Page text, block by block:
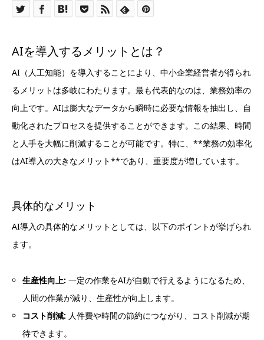
AIを導入するメリットとは？
AI（人工知能）を導入することにより、中小企業経営者が得られ
るメリットは多岐にわたります。最も代表的なのは、業務効率の
向上です。AIは膨大なデータから瞬時に必要な情報を抽出し、自
動化されたプロセスを提供することができます。この結果、時間
と人手を大幅に削減することが可能です。特に、**業務の効率化
はAI導入の大きなメリット**であり、重要度が増しています。
具体的なメリット
AI導入の具体的なメリットとしては、以下のポイントが挙げられ
ます。
生産性向上: 一定の作業をAIが自動で行えるようになるため、
人間の作業が減り、生産性が向上します。
コスト削減: 人件費や時間の節約につながり、コスト削減が期
待できます。